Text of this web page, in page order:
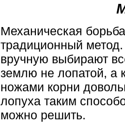
Механическая
традиционный
вручную выбирают
землю не лопатой, а
ножами корни
лопуха таким
можно решить.